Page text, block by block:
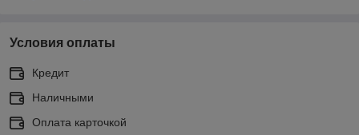
Условия оплаты
Кредит
Наличными
Оплата карточкой